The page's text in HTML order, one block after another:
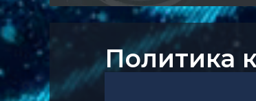
Политика